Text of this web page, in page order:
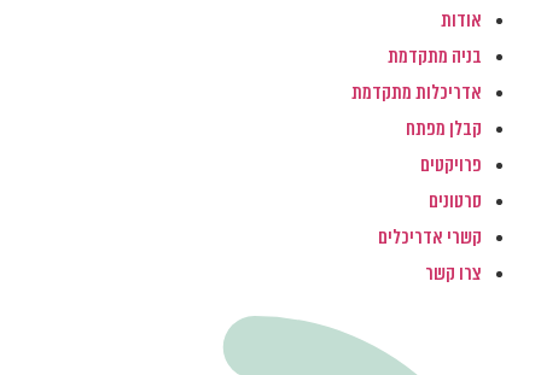
אודות
בניה מתקדמת
אדריכלות מתקדמת
קבלן מפתח
פרויקטים
סרטונים
קשרי אדריכלים
צרו קשר